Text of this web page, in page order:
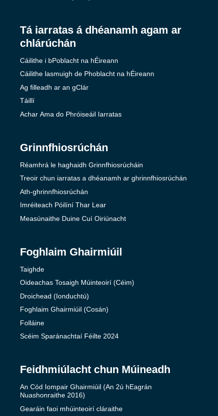
Tá iarratas á dhéanamh agam ar
chlárúchán
Cáilithe i bPoblacht na hÉireann
Cáilithe lasmuigh de Phoblacht na hÉireann
Ag filleadh ar an gClár
Táillí
Achar Ama do Phróiseáil Iarratas
Grinnfhiosrúchán
Réamhrá le haghaidh Grinnfhiosrúcháin
Treoir chun iarratas a dhéanamh ar ghrinnfhiosrúchán
Ath-ghrinnfhiosrúchán
Imréiteach Póilíní Thar Lear
Measúnaithe Duine Cuí Oiriúnacht
Foghlaim Ghairmiúil
Taighde
Oideachas Tosaigh Múinteoirí (Céim)
Droichead (Ionduchtú)
Foghlaim Ghairmiúil (Cosán)
Folláine
Scéim Sparánachtaí Féilte 2024
Feidhmiúlacht chun Múineadh
An Cód Iompair Ghairmiúil (An 2ú hEagrán
Nuashonraithe 2016)
Gearáin faoi mhúinteoirí cláraithe